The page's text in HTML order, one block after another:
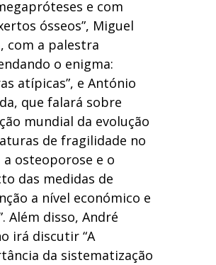
e com
ósseos”, Miguel
com a palestra
o enigma:
atípicas”, e António
que falará sobre
mundial da evolução
de fragilidade no
a osteoporose e o
das medidas de
a nível económico e
Além disso, André
irá discutir “A
da sistematização